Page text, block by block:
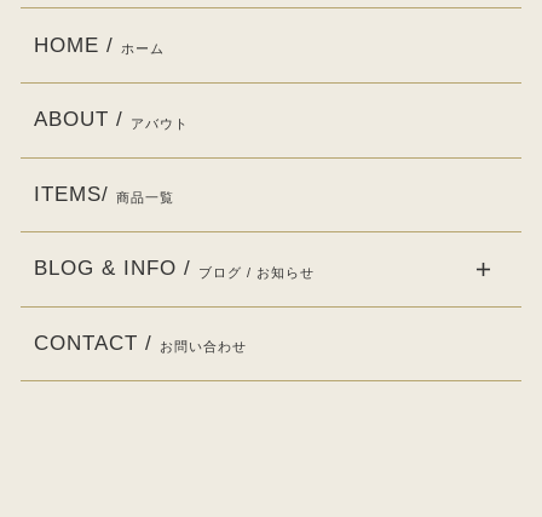
HOME / ホーム
ABOUT / アバウト
ITEMS/ 商品一覧
BLOG & INFO / ブログ / お知らせ
CONTACT / お問い合わせ